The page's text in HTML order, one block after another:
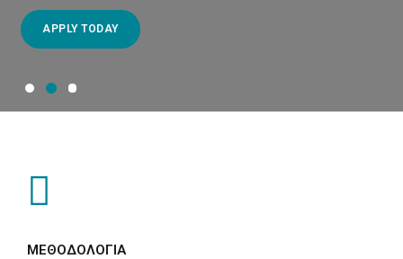
APPLY TODAY
ΜΕΘΟΔΟΛΟΓΙΑ